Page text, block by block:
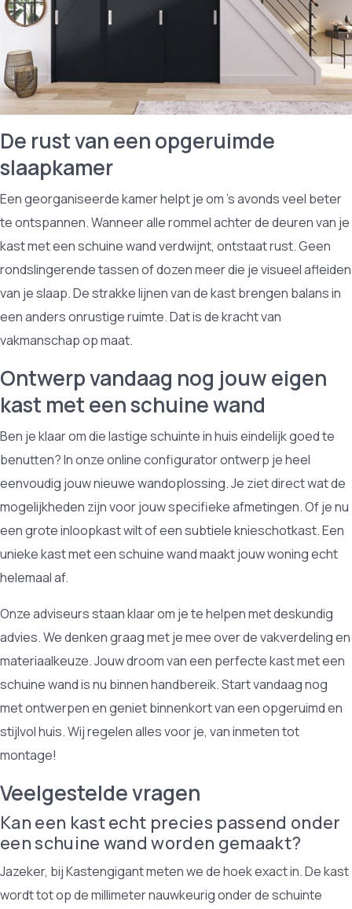
De rust van een opgeruimde
slaapkamer
Een georganiseerde kamer helpt je om 's avonds veel beter
te ontspannen. Wanneer alle rommel achter de deuren van je
kast met een schuine wand verdwijnt, ontstaat rust. Geen
rondslingerende tassen of dozen meer die je visueel afleiden
van je slaap. De strakke lijnen van de kast brengen balans in
een anders onrustige ruimte. Dat is de kracht van
vakmanschap op maat.
Ontwerp vandaag nog jouw eigen
kast met een schuine wand
Ben je klaar om die lastige schuinte in huis eindelijk goed te
benutten? In onze online configurator ontwerp je heel
eenvoudig jouw nieuwe wandoplossing. Je ziet direct wat de
mogelijkheden zijn voor jouw specifieke afmetingen. Of je nu
een grote inloopkast wilt of een subtiele knieschotkast. Een
unieke kast met een schuine wand maakt jouw woning echt
helemaal af.
Onze adviseurs staan klaar om je te helpen met deskundig
advies. We denken graag met je mee over de vakverdeling en
materiaalkeuze. Jouw droom van een perfecte kast met een
schuine wand is nu binnen handbereik. Start vandaag nog
met ontwerpen en geniet binnenkort van een opgeruimd en
stijlvol huis. Wij regelen alles voor je, van inmeten tot
montage!
Veelgestelde vragen
Kan een kast echt precies passend onder
een schuine wand worden gemaakt?
Jazeker, bij Kastengigant meten we de hoek exact in. De kast
wordt tot op de millimeter nauwkeurig onder de schuinte